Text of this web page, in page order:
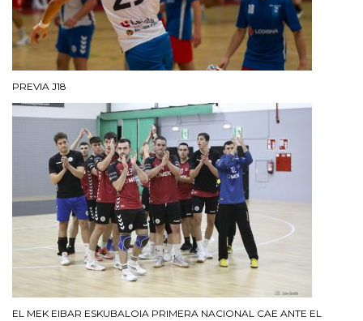
PREVIA J18
EL MEK EIBAR ESKUBALOIA PRIMERA NACIONAL CAE ANTE EL